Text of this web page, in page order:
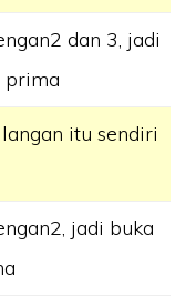
dan 3, jadi
prima
itu sendiri
jadi buka